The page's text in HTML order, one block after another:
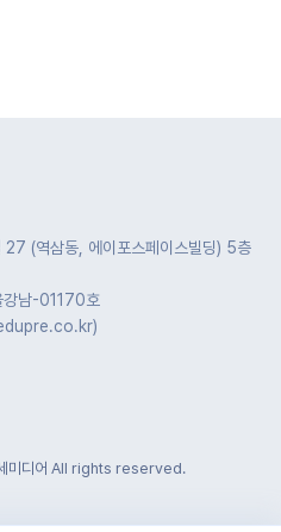
(역삼동, 에이포스페이스빌딩) 5층
강남-01170호
디어 All rights reserved.